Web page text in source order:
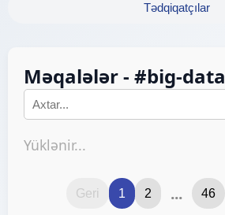
Tədqiqatçılar
Məqalələr - #big-data
Yüklənir...
Geri 1 2 ... 46